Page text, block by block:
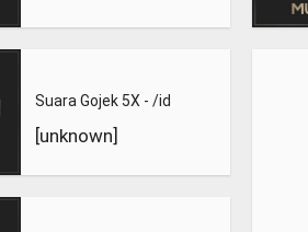
Suara Gojek 5X - /id
[unknown]